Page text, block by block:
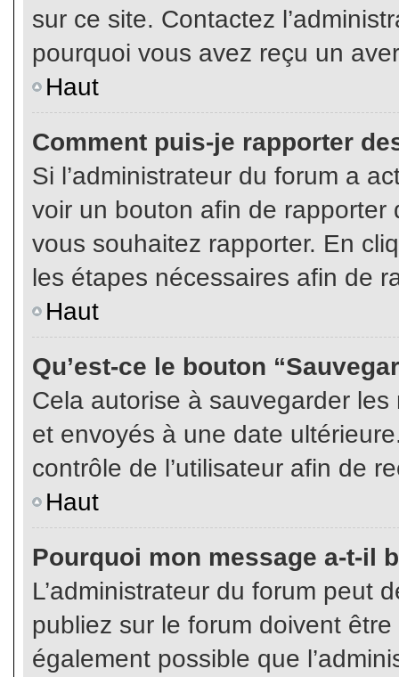
sur ce site. Contactez
pourquoi vous avez reçu un
Haut
Comment puis-je rapporter
Si l’administrateur du forum a
voir un bouton afin de
vous souhaitez rapporter. En
les étapes nécessaires afin de
Haut
Qu’est-ce le bouton
Cela autorise à sauvegarder
et envoyés à une date
contrôle de l’utilisateur afin de
Haut
Pourquoi mon message a-t-il
L’administrateur du forum peut
publiez sur le forum doivent
également possible que